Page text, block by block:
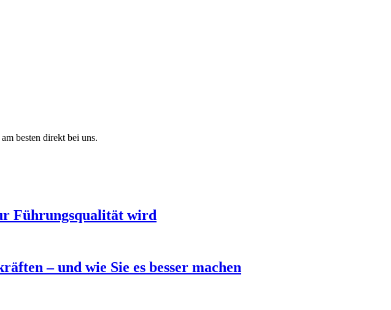
besten direkt bei uns.
Führungsqualität wird
– und wie Sie es besser machen